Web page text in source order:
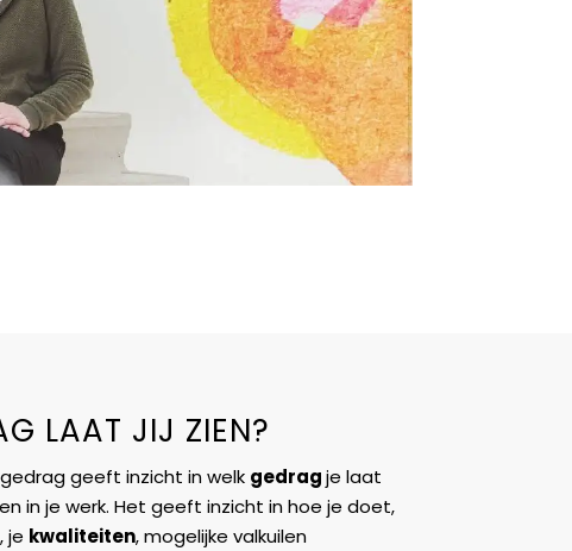
LAAT JIJ ZIEN?
gedrag geeft inzicht in welk gedragje laat
in je werk. Het geeft inzicht in hoe je doet,
je kwaliteiten, mogelijke valkuilen